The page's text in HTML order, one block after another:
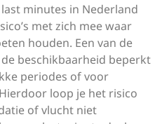
minutes in Nederland
met zich mee waar
houden. Een van de
beschikbaarheid beperkt
periodes of voor
loop je het risico
of vlucht niet